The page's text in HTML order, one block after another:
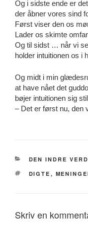
Og i sidste ende er
der åbner vores sind
Først viser den os
Lader os skimte
Og til sidst … når vi
holder intuitionen os i
Og midt i min
at have nået det
bøjer intuitionen sig
– Det er først nu, den
CATEGORIES
DEN INDRE
TAGS
DIGTE ,
Skriv en